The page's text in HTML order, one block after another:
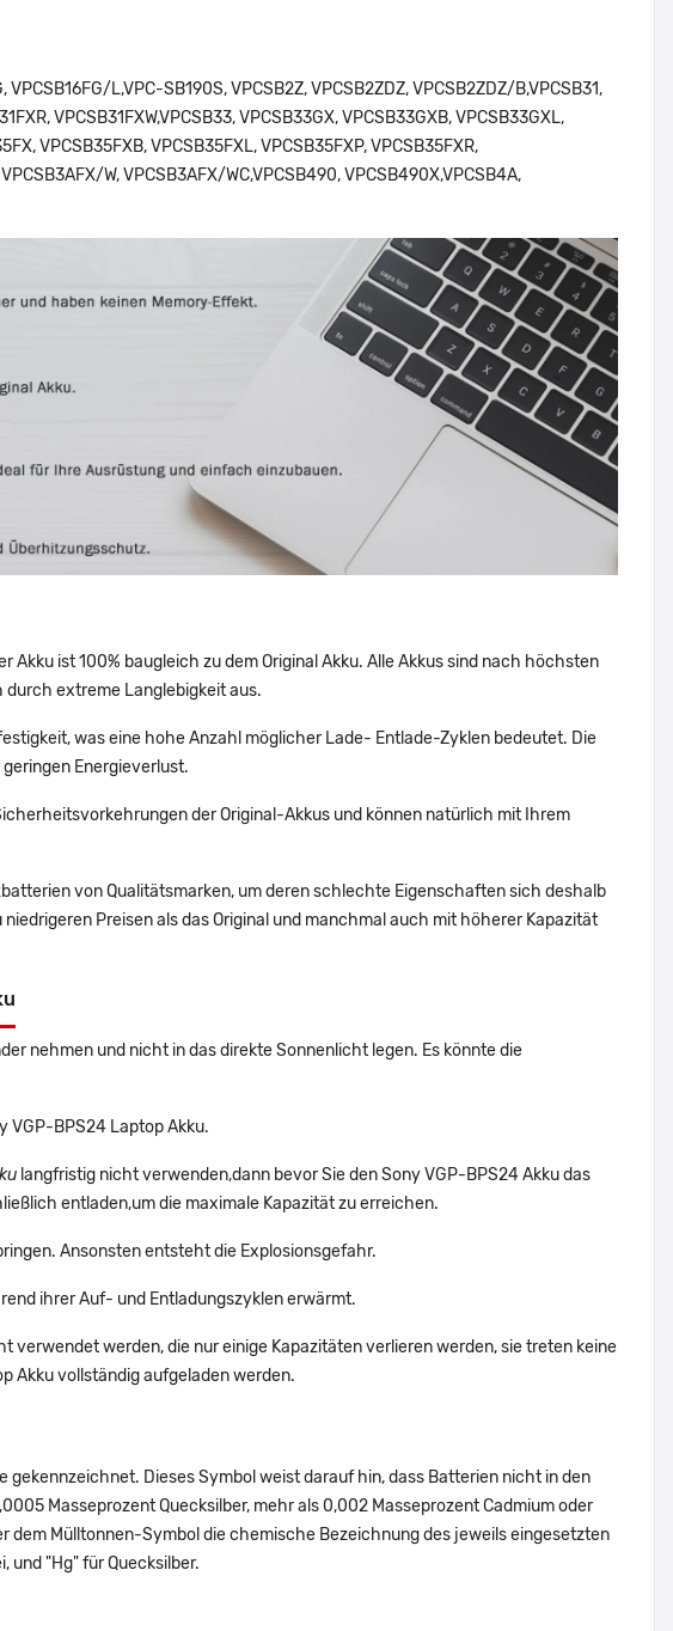
VPCSB16FG/L,VPC-SB190S, VPCSB2Z, VPCSB2ZDZ, VPCSB2ZDZ/B,VPCSB31,
VPCSB31FXW,VPCSB33, VPCSB33GX, VPCSB33GXB, VPCSB33GXL,
VPCSB35FXB, VPCSB35FXL, VPCSB35FXP, VPCSB35FXR,
W, VPCSB3AFX/WC,VPCSB490, VPCSB490X,VPCSB4A,
ist 100% baugleich zu dem Original Akku. Alle Akkus sind nach höchsten
extreme Langlebigkeit aus.
was eine hohe Anzahl möglicher Lade- Entlade-Zyklen bedeutet. Die
Energieverlust.
der Original-Akkus und können natürlich mit Ihrem
von Qualitätsmarken, um deren schlechte Eigenschaften sich deshalb
Preisen als das Original und manchmal auch mit höherer Kapazität
nehmen und nicht in das direkte Sonnenlicht legen. Es könnte die
VGP-BPS24 Laptop Akku.
langfristig nicht verwenden,dann bevor Sie den Sony VGP-BPS24 Akku das
entladen,um die maximale Kapazität zu erreichen.
Ansonsten entsteht die Explosionsgefahr.
ihrer Auf- und Entladungszyklen erwärmt.
verwendet werden, die nur einige Kapazitäten verlieren werden, sie treten keine
Akku vollständig aufgeladen werden.
Dieses Symbol weist darauf hin, dass Batterien nicht in den
Masseprozent Quecksilber, mehr als 0,002 Masseprozent Cadmium oder
Mülltonnen-Symbol die chemische Bezeichnung des jeweils eingesetzten
und "Hg" für Quecksilber.